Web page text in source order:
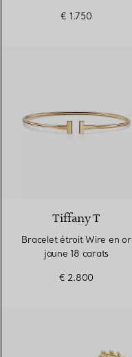
€ 1.750
Tiffany T
Bracelet étroit Wire en or
jaune 18 carats
€ 2.800